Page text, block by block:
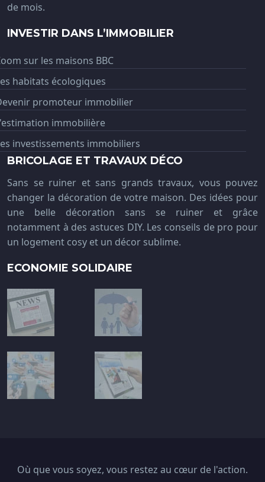
de mois.
INVESTIR DANS L’IMMOBILIER
sur les maisons BBC
habitats écologiques
promoteur immobilier
immobilière
investissements immobiliers
BRICOLAGE ET TRAVAUX DÉCO
Sans se ruiner et sans grands travaux, vous pouvez
changer la décoration de votre maison. Des idées pour
une belle décoration sans se ruiner et grâce
notamment à des astuces DIY. Les conseils de pro pour
un logement cosy et un décor sublime.
ECONOMIE SOLIDAIRE
Où que vous soyez, vous restez au cœur de l'action.